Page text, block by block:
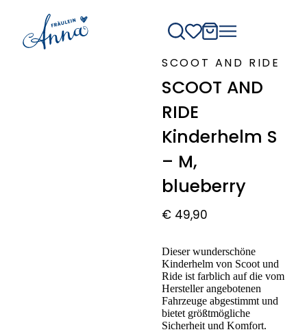
SCOOT AND RIDE
SCOOT AND
RIDE
Kinderhelm S
– M,
blueberry
€49,90
Dieser wunderschöne
Kinderhelm von Scoot und
Ride ist farblich auf die vom
Hersteller angebotenen
Fahrzeuge abgestimmt und
bietet größtmögliche
Sicherheit und Komfort.